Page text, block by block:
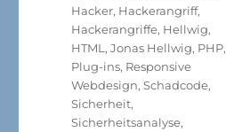
Hacker, Hackerangriff,
Hackerangriffe, Hellwig,
HTML ,Jonas Hellwig, PHP,
Plug-ins, Responsive
Webdesign,Schadcode,
Sicherheit,
Sicherheitsanalyse,